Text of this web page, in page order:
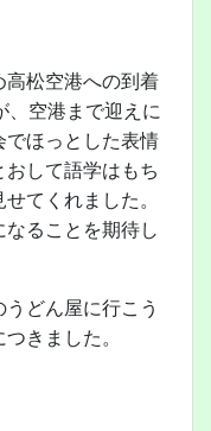
高松空港への到着
、空港まで迎えに
でほっとした表情
して語学はもち
てくれました。
ることを期待し
うどん屋に行こう
きました。